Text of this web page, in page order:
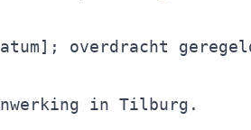
overdracht
in Tilburg.